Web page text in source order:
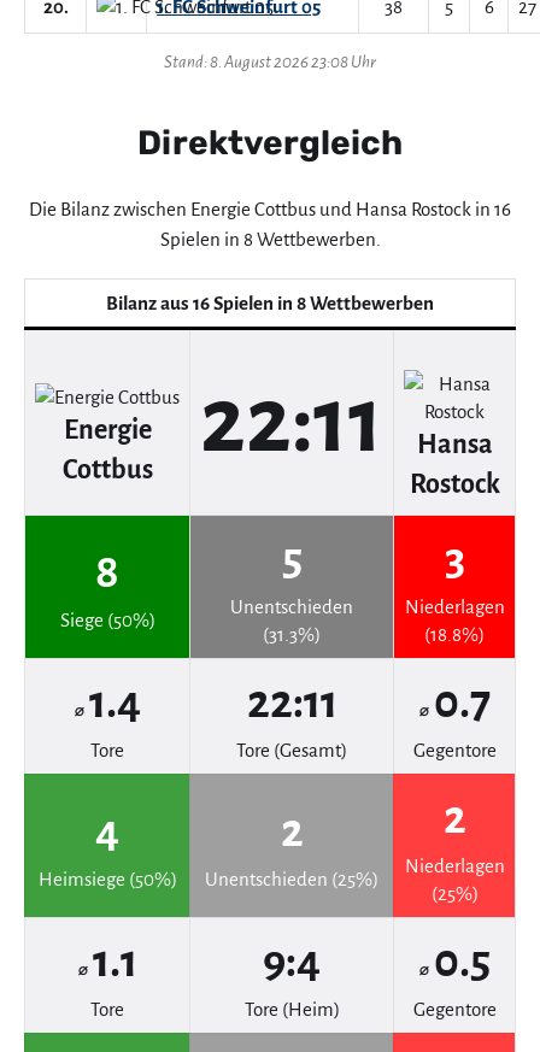
20. 1. FC Schweinfurt 05 38 5 6 27
Stand: 8. August 2026 23:08 Uhr
Direktvergleich
Die Bilanz zwischen Energie Cottbus und Hansa Rostock in 16
Spielen in 8 Wettbewerben.
Bilanz aus 16 Spielen in 8 Wettbewerben
Energie
Cottbus
22:11
Hansa
Rostock
8
Siege (50%)
5
Unentschieden
(31.3%)
3
Niederlagen
(18.8%)
⌀ 1.4
Tore
22:11
Tore (Gesamt)
⌀ 0.7
Gegentore
4
Heimsiege (50%)
2
Unentschieden (25%)
2
Niederlagen
(25%)
⌀ 1.1
Tore
9:4
Tore (Heim)
⌀ 0.5
Gegentore